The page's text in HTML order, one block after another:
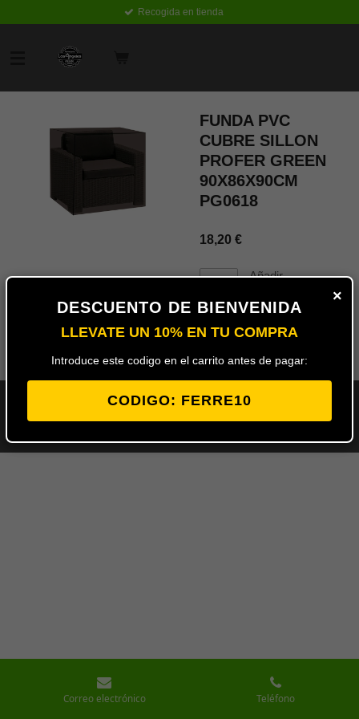
Recogida en tienda
FUNDA PVC
CUBRE SILLON
PROFER GREEN
90X86X90CM
PG0618
18,20 €
Añadir
carrito
© 2024 - 2026 Ferretería Los Ángeles
Con la tecnología deWebador
Correo electrónico Teléfono
×
DESCUENTO DE BIENVENIDA
LLEVATE UN 10% EN TU COMPRA
Introduce este codigo en el carrito antes de pagar:
CODIGO: FERRE10